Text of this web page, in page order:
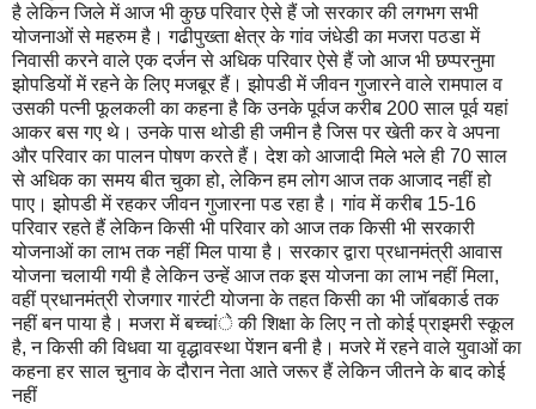
है लेकिन जिले में आज भी कुछ परिवार ऐसे हैं जो सरकार की लगभग सभी
योजनाओं से महरुम है। गढीपुख्ता क्षेत्र के गांव जंधेडी का मजरा पठडा में
निवासी करने वाले एक दर्जन से अधिक परिवार ऐसे हैं जो आज भी छप्परनुमा
झोपडियों में रहने के लिए मजबूर हैं। झोपडी में जीवन गुजारने वाले रामपाल व
उसकी पत्नी फूलकली का कहना है कि उनके पूर्वज करीब 200 साल पूर्व यहां
आकर बस गए थे। उनके पास थोडी ही जमीन है जिस पर खेती कर वे अपना
और परिवार का पालन पोषण करते हैं। देश को आजादी मिले भले ही 70 साल
से अधिक का समय बीत चुका हो, लेकिन हम लोग आज तक आजाद नहीं हो
पाए। झोपडी में रहकर जीवन गुजारना पड रहा है। गांव में करीब 15-16
परिवार रहते हैं लेकिन किसी भी परिवार को आज तक किसी भी सरकारी
योजनाओं का लाभ तक नहीं मिल पाया है। सरकार द्वारा प्रधानमंत्री आवास
योजना चलायी गयी है लेकिन उन्हें आज तक इस योजना का लाभ नहीं मिला,
वहीं प्रधानमंत्री रोजगार गारंटी योजना के तहत किसी का भी जाॅबकार्ड तक
नहीं बन पाया है। मजरा में बच्चांे की शिक्षा के लिए न तो कोई प्राइमरी स्कूल
है, न किसी की विधवा या वृद्धावस्था पेंशन बनी है। मजरे में रहने वाले युवाओं का
कहना हर साल चुनाव के दौरान नेता आते जरूर हैं लेकिन जीतने के बाद कोई
नहीं